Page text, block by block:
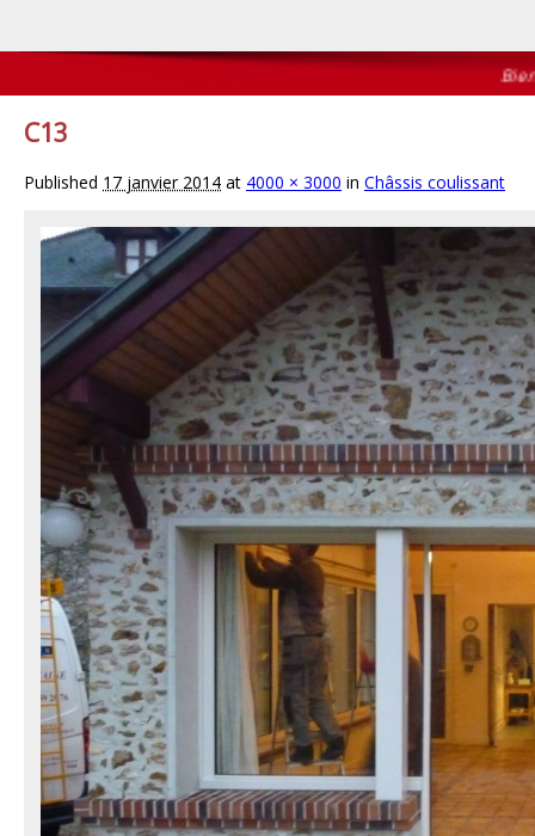
C13
Published 17 janvier 2014 at 4000 × 3000 in Châssis coulissant